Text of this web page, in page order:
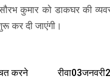
कुमार को डाकघर की
कर दी जाएंगी।
करने